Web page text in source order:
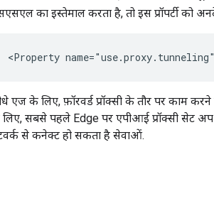
का इस्तेमाल करता है, तो इस प्रॉपर्टी को
<Property
एज के लिए, फ़ॉरवर्ड प्रॉक्सी के तौर पर काम
सबसे पहले Edge पर एपीआई प्रॉक्सी सेट
से कनेक्ट हो सकता है सेवाओं.